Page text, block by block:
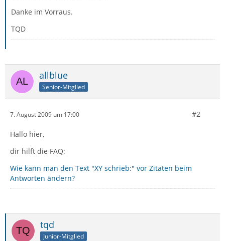
Danke im Vorraus.
TQD
allblue
Senior-Mitglied
7. August 2009 um 17:00 #2
Hallo hier,
dir hilft die FAQ:
Wie kann man den Text "XY schrieb:" vor Zitaten beim
Antworten ändern?
tqd
Junior-Mitglied